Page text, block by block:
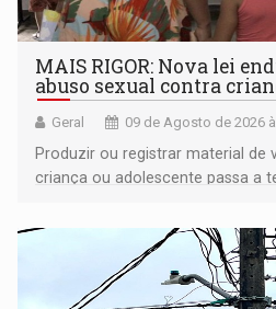
MAIS RIGOR: Nova lei
abuso sexual contra
Geral 09 de Agosto de 2026
Produzir ou registrar material de
criança ou adolescente passa a